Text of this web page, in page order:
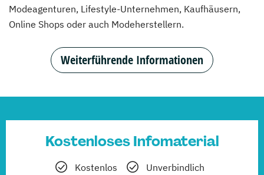
Modeagenturen, Lifestyle-Unternehmen, Kaufhäusern,
Online Shops oder auch Modeherstellern.
Weiterführende Informationen
Kostenloses Infomaterial
Kostenlos
Unverbindlich